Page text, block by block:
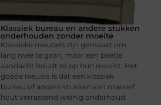
Klassiek bureau en andere stukken
onderhouden zonder moeite
Klassieke meubels zijn gemaakt om
lang mee te gaan, maar een beetje
aandacht houdt ze op hun mooist. Het
goede nieuws is dat een klassiek
bureau of andere stukken van massief
hout verrassend weinig onderhoud